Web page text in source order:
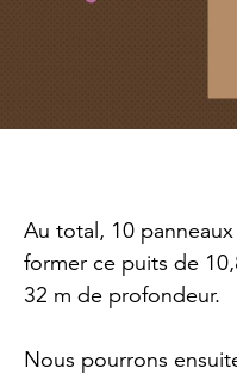
Au total, 10
former ce puits de
32 m de profondeur.
Nous pourrons